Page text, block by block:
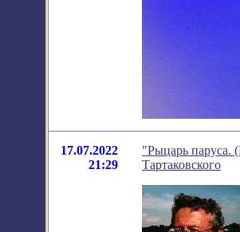
17.07.2022
21:29
"Рыцарь паруса.
Тартаковского